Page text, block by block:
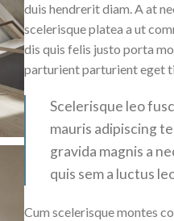
duis hendrerit diam. A at
scelerisque platea a ut
dis quis felis justo porta
parturient parturient eget
Scelerisque leo
mauris adipiscing
gravida magnis a
quis sem a luctus
Cum scelerisque montes